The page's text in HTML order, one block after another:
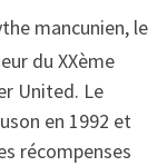
mancunien, le
du XXème
United. Le
en 1992 et
récompenses